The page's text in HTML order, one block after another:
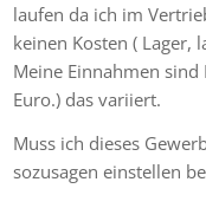
laufen da ich im
keinen Kosten ( Lager,
Meine Einnahmen
Euro.) das variiert.
Muss ich dieses
sozusagen einstellen